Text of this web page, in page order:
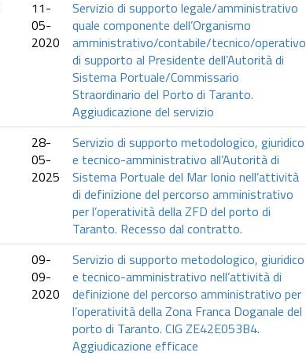
11-
05-
2020
Servizio di supporto legale/amministrativo
quale componente dell’Organismo
amministrativo/contabile/tecnico/operativo
di supporto al Presidente dell’Autorità di
Sistema Portuale/Commissario
Straordinario del Porto di Taranto.
Aggiudicazione del servizio
28-
05-
2025
Servizio di supporto metodologico, giuridico
e tecnico-amministrativo all’Autorità di
Sistema Portuale del Mar Ionio nell’attività
di definizione del percorso amministrativo
per l’operatività della ZFD del porto di
Taranto. Recesso dal contratto.
09-
09-
2020
Servizio di supporto metodologico, giuridico
e tecnico-amministrativo nell’attività di
definizione del percorso amministrativo per
l’operatività della Zona Franca Doganale del
porto di Taranto. CIG ZE42E053B4.
Aggiudicazione efficace